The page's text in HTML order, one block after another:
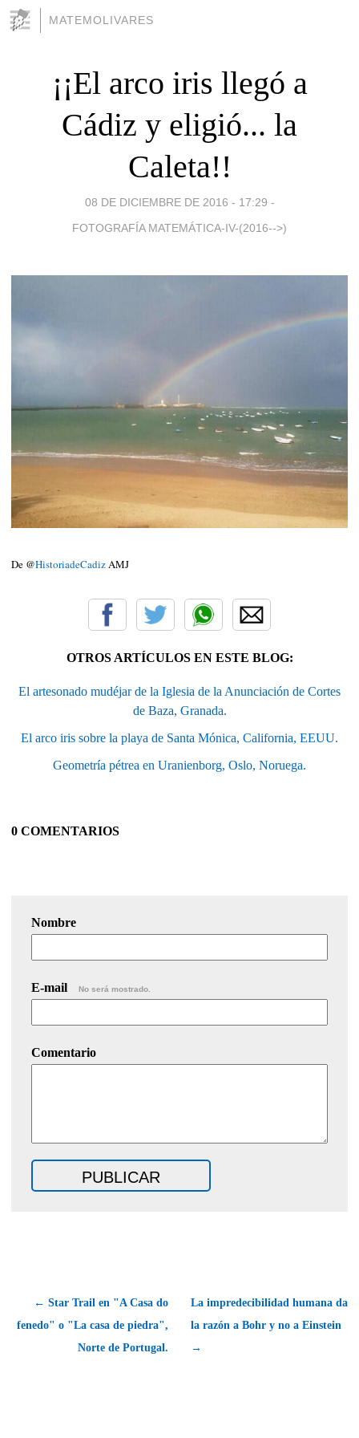
MATEMOLIVARES
¡¡El arco iris llegó a
Cádiz y eligió... la
Caleta!!
08 DE DICIEMBRE DE 2016 - 17:29 -
FOTOGRAFÍA MATEMÁTICA-IV-(2016-->)
De @HistoriadeCadizAMJ
OTROS ARTÍCULOS EN ESTE BLOG:
El artesonado mudéjar de la Iglesia de la Anunciación de Cortes
de Baza, Granada.
El arco iris sobre la playa de Santa Mónica, California, EEUU.
Geometría pétrea en Uranienborg, Oslo, Noruega.
0 COMENTARIOS
Nombre
E-mail No será mostrado.
Comentario
← Star Trail en "A Casa do
fenedo" o "La casa de piedra",
Norte de Portugal.
La impredecibilidad humana da
la razón a Bohr y no a Einstein
→